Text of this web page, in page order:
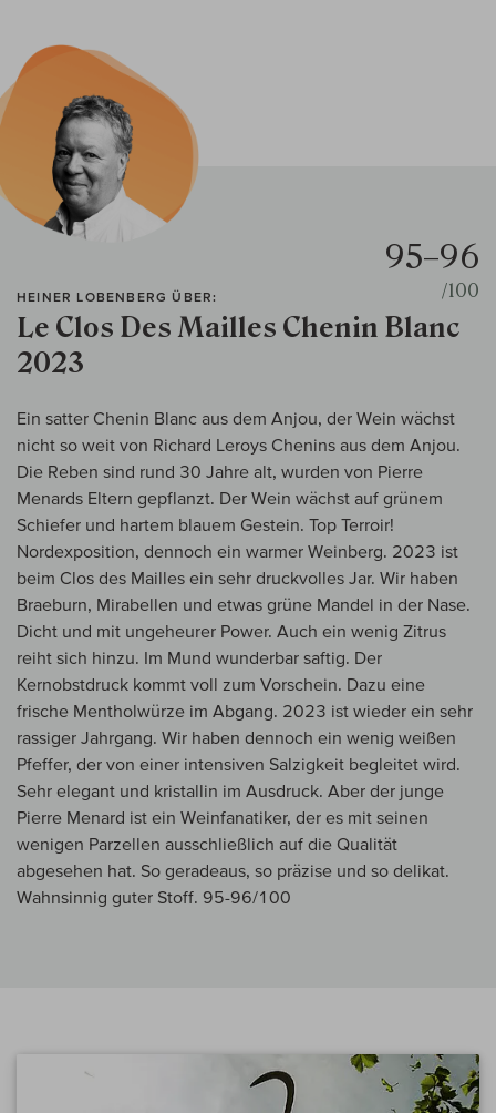
HEINER LOBENBERG ÜBER:
Le Clos Des Mailles Chenin Blanc
2023
95–96
/100
Ein satter Chenin Blanc aus dem Anjou, der Wein wächst
nicht so weit von Richard Leroys Chenins aus dem Anjou.
Die Reben sind rund 30 Jahre alt, wurden von Pierre
Menards Eltern gepflanzt. Der Wein wächst auf grünem
Schiefer und hartem blauem Gestein. Top Terroir!
Nordexposition, dennoch ein warmer Weinberg. 2023 ist
beim Clos des Mailles ein sehr druckvolles Jar. Wir haben
Braeburn, Mirabellen und etwas grüne Mandel in der Nase.
Dicht und mit ungeheurer Power. Auch ein wenig Zitrus
reiht sich hinzu. Im Mund wunderbar saftig. Der
Kernobstdruck kommt voll zum Vorschein. Dazu eine
frische Mentholwürze im Abgang. 2023 ist wieder ein sehr
rassiger Jahrgang. Wir haben dennoch ein wenig weißen
Pfeffer, der von einer intensiven Salzigkeit begleitet wird.
Sehr elegant und kristallin im Ausdruck. Aber der junge
Pierre Menard ist ein Weinfanatiker, der es mit seinen
wenigen Parzellen ausschließlich auf die Qualität
abgesehen hat. So geradeaus, so präzise und so delikat.
Wahnsinnig guter Stoff. 95-96/100